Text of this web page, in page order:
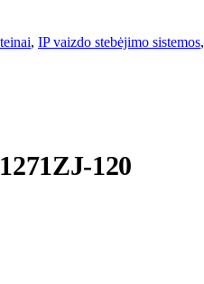
, IP vaizdo stebėjimo sistemos,
120